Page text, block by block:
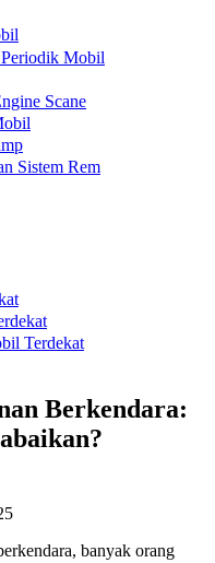
Mobil
Scane
Sistem Rem
Terdekat
Berkendara:
banyak orang